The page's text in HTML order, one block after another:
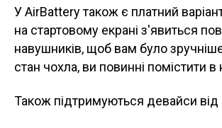
У AirBattery також є платний
на стартовому екрані з'явиться
навушників, щоб вам було
стан чохла, ви повинні помістити
Також підтримуються девайси від